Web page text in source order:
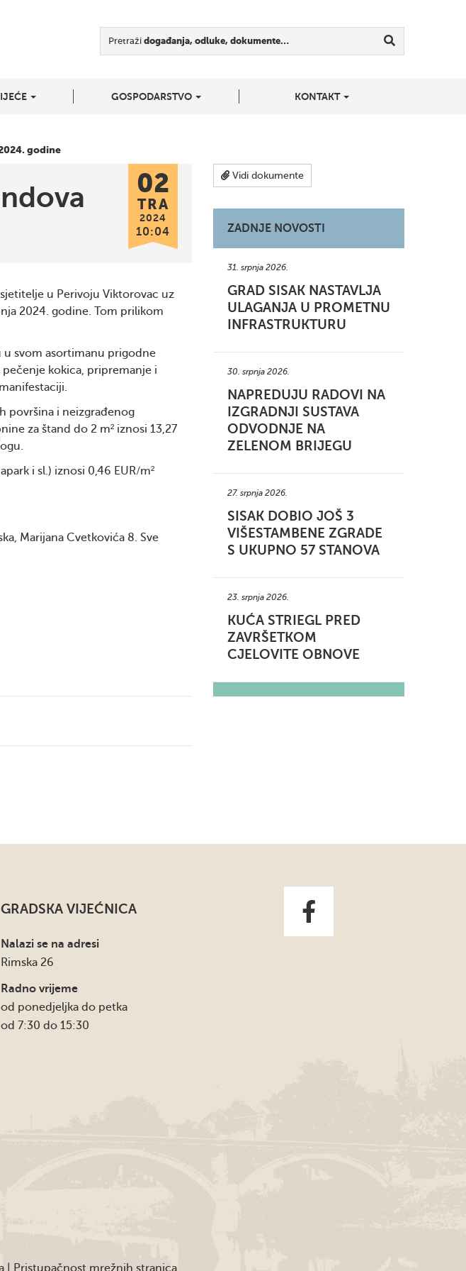
Pretraži događanja, odluke, dokumente…
GOSPODARSTVO KONTAKT
godine
02
TRA
2024
10:04
u Perivoju Viktorovac uz
2024. godine. Tom prilikom
u svom asortimanu prigodne
kokica, pripremanje i
površina i neizgrađenog
za štand do 2 m² iznosi 13,27
i sl.) iznosi 0,46 EUR/m²
Marijana Cvetkovića 8. Sve
Vidi dokumente
ZADNJE NOVOSTI
31. srpnja 2026.
GRAD SISAK NASTAVLJA
ULAGANJA U PROMETNU
INFRASTRUKTURU
30. srpnja 2026.
NAPREDUJU RADOVI NA
IZGRADNJI SUSTAVA
ODVODNJE NA
ZELENOM BRIJEGU
27. srpnja 2026.
SISAK DOBIO JOŠ 3
VIŠESTAMBENE ZGRADE
S UKUPNO 57 STANOVA
23. srpnja 2026.
KUĆA STRIEGL PRED
ZAVRŠETKOM
CJELOVITE OBNOVE
GRADSKA VIJEĆNICA
Nalazi se na adresi
Rimska 26
Radno vrijeme
od ponedjeljka do petka
od 7:30 do 15:30
| Pristupačnost mrežnih stranica